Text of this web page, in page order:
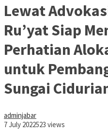
Lewat
Ru’yat Siap
Perhatian
untuk
Sungai
adminjabar
7 July 2022523 views